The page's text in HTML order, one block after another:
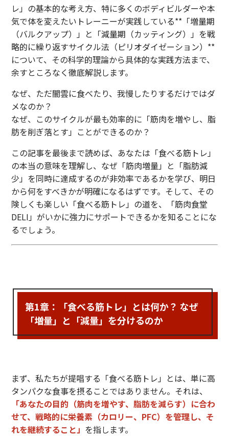
レ」の基本的な考え方、特に多くのボディビルダーや本
気で体を変えたいトレーニーが実践している**「増量期
（バルクアップ）」と「減量期（カッティング）」を戦
略的に繰り返すサイクル法（ピリオダイゼーション）**
について、その科学的理論から具体的な実践方法まで、
余すところなく徹底解説します。
なぜ、ただ闇雲に食べたり、我慢したりするだけではダ
メなのか？
なぜ、このサイクルが最も効率的に「筋肉を増やし、脂
肪を削ぎ落とす」ことができるのか？
この記事を最後まで読めば、あなたは「食べる筋トレ」
の本当の意味を理解し、なぜ「筋肉増量」と「脂肪減
少」を同時に達成するのが非効率であるかを学び、明日
から何をすべきかが明確になるはずです。そして、その
険しくも楽しい「食べる筋トレ」の道を、「筋肉食堂
DELI」がいかに強力にサポートできるかを知ることにな
るでしょう。
第1章：「食べる筋トレ」とは何か？ なぜ
「増量」と「減量」を分けるのか
まず、私たちが提唱する「食べる筋トレ」とは、単に高
タンパクな食事を摂ることではありません。それは、
「あなたの目的（筋肉を増やす、脂肪を減らす）に合わ
せて、戦略的に栄養素（カロリー、PFC）を管理し、そ
れを継続すること」 を指します。